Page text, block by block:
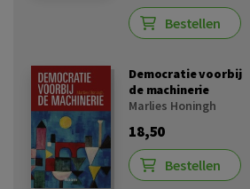
Bestellen
Democratie voorbij
de machinerie
Marlies Honingh
18,50
Bestellen